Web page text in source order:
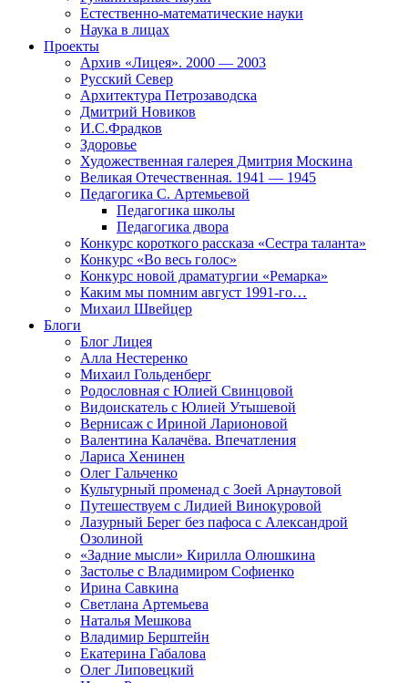
Естественно-математические науки
Наука в лицах
Проекты
Архив «Лицея». 2000 — 2003
Русский Север
Архитектура Петрозаводска
Дмитрий Новиков
И.С.Фрадков
Здоровье
Художественная галерея Дмитрия Москина
Великая Отечественная. 1941 — 1945
Педагогика С. Артемьевой
Педагогика школы
Педагогика двора
Конкурс короткого рассказа «Сестра таланта»
Конкурс «Во весь голос»
Конкурс новой драматургии «Ремарка»
Каким мы помним август 1991-го…
Михаил Швейцер
Блоги
Блог Лицея
Алла Нестеренко
Михаил Гольденберг
Родословная с Юлией Свинцовой
Видоискатель с Юлией Утышевой
Вернисаж с Ириной Ларионовой
Валентина Калачёва. Впечатления
Лариса Хенинен
Олег Гальченко
Культурный променад с Зоей Арнаутовой
Путешествуем с Лидией Винокуровой
Лазурный Берег без пафоса с Александрой
Озолиной
«Задние мысли» Кирилла Олюшкина
Застолье с Владимиром Софиенко
Ирина Савкина
Светлана Артемьева
Наталья Мешкова
Владимир Берштейн
Екатерина Габалова
Олег Липовецкий